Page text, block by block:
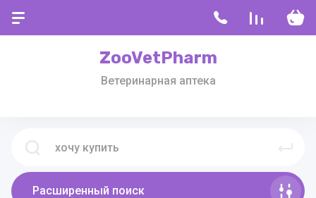
ZooVetPharm
Ветеринарная аптека
Расширенный поиск